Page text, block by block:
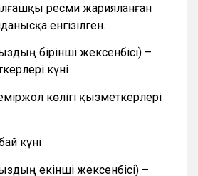
ресми жарияланған
енгізілген.
бірінші жексенбісі) –
күні
көлігі қызметкерлері
күні
екінші жексенбісі) –